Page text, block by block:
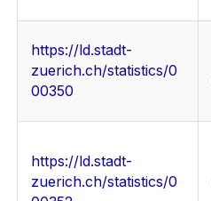
https://ld.stadt-
zuerich.ch/statistics/0
00350
https://ld.stadt-
zuerich.ch/statistics/0